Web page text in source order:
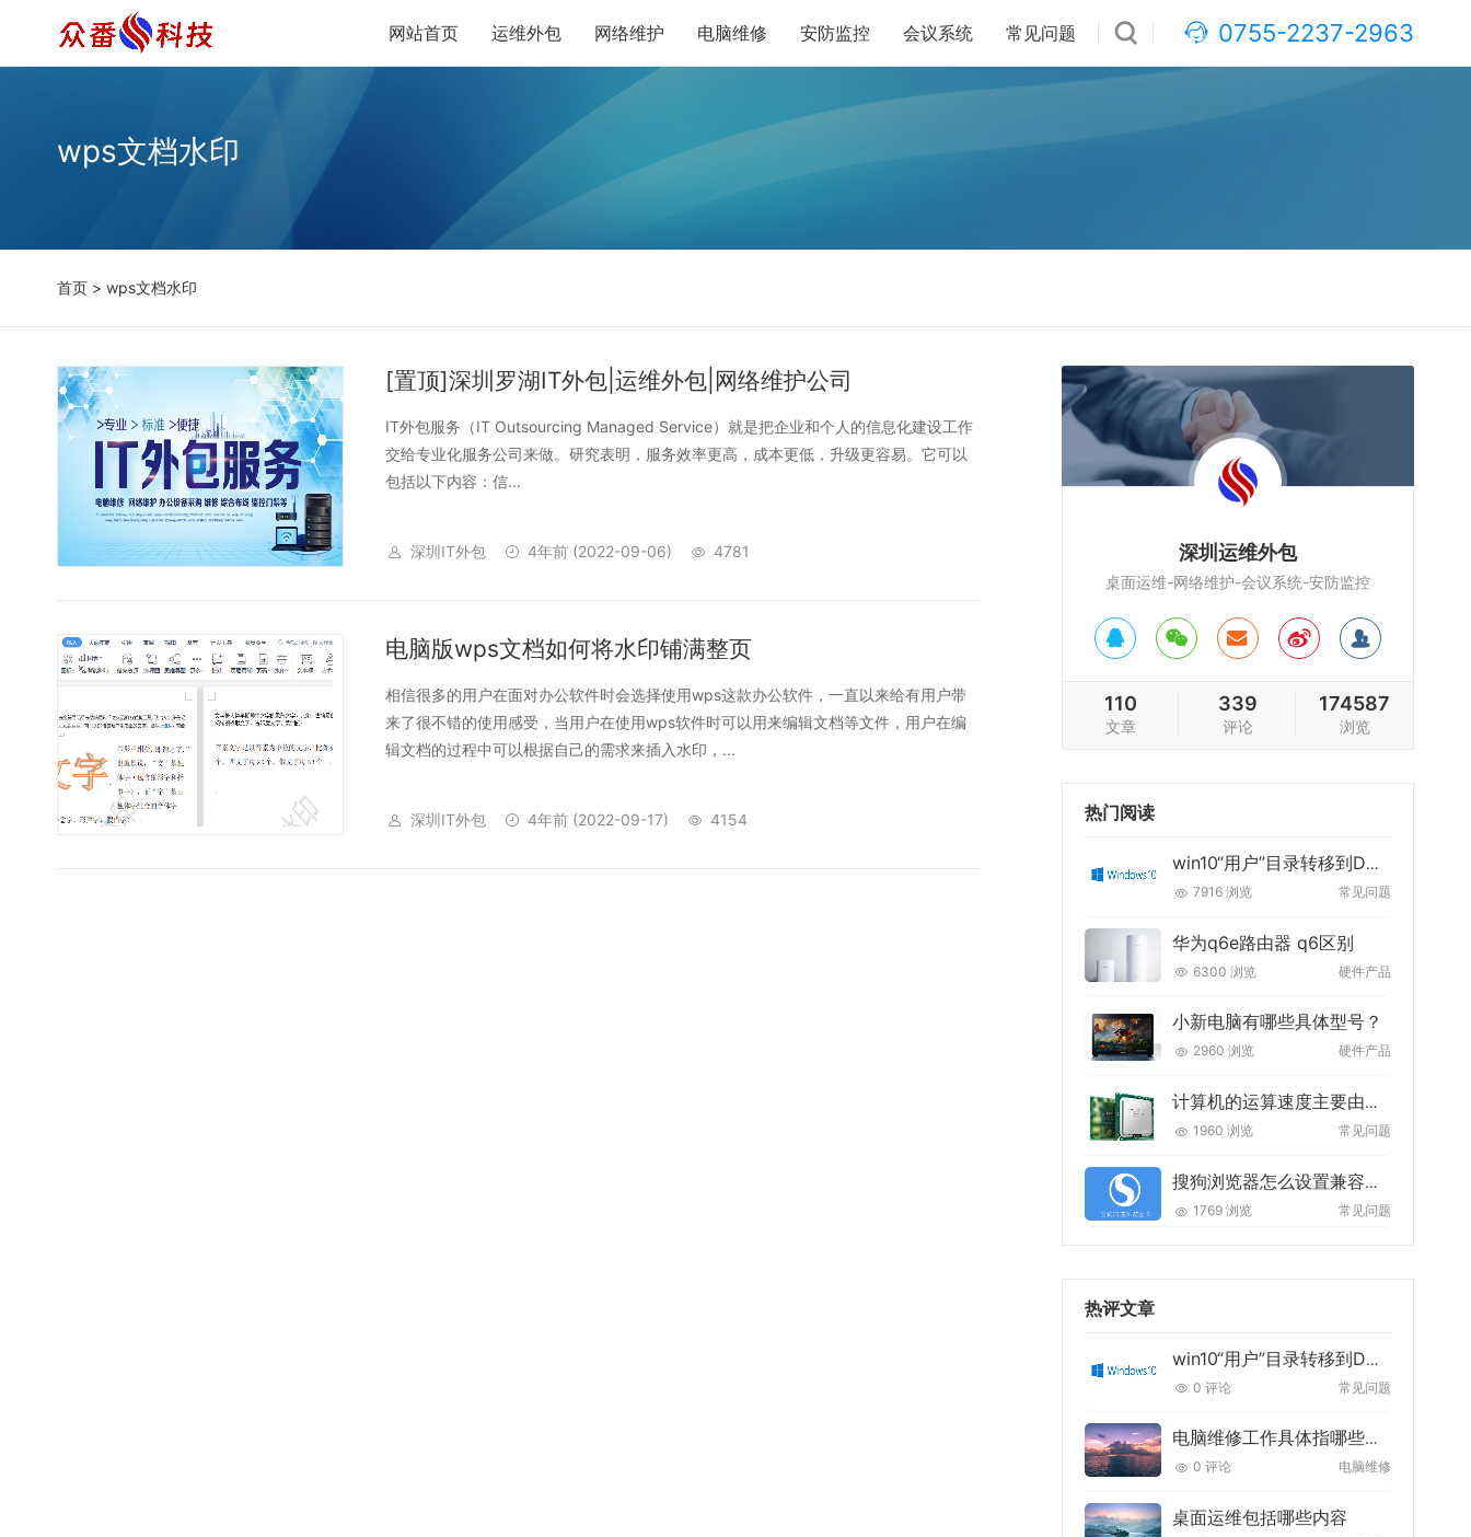
0755-2237-2963
网站首页 运维外包 网络维护 电脑维修 安防监控 会议系统 常见问题
wps文档水印
首页 > wps文档水印
[置顶]深圳罗湖IT外包|运维外包|网络维护公司
IT外包服务（IT Outsourcing Managed Service）就是把企业和个人的信息化建设工作
交给专业化服务公司来做。研究表明，服务效率更高，成本更低，升级更容易。它可以
包括以下内容：信...
深圳IT外包 4年前 (2022-09-06) 4781
​电脑版wps文档如何将水印铺满整页
相信很多的用户在面对办公软件时会选择使用wps这款办公软件，一直以来给有用户带
来了很不错的使用感受，当用户在使用wps软件时可以用来编辑文档等文件，用户在编
辑文档的过程中可以根据自己的需求来插入水印，...
深圳IT外包 4年前 (2022-09-17) 4154
深圳运维外包
桌面运维-网络维护-会议系统-安防监控
110
文章
339
评论
174587
浏览
热门阅读
win10“用户”目录转移到D盘的最佳方法
7916 浏览 常见问题
华为q6e路由器 q6区别
6300 浏览 硬件产品
小新电脑有哪些具体型号？
2960 浏览 硬件产品
计算机的运算速度主要由什么来决定的
1960 浏览 常见问题
搜狗浏览器怎么设置兼容模式
1769 浏览 常见问题
热评文章
win10“用户”目录转移到D盘的最佳方法
0 评论 常见问题
电脑维修工作具体指哪些内容
0 评论 电脑维修
桌面运维包括哪些内容